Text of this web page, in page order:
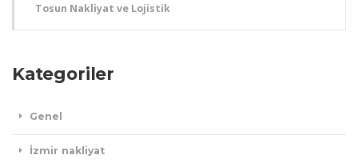
Tosun Nakliyat ve Lojistik
Kategoriler
Genel
İzmir nakliyat